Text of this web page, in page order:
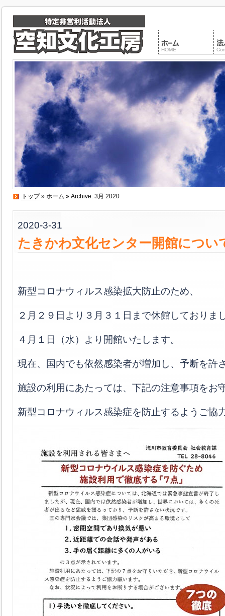
トップ» ホーム » Archive: 3月 2020
2020-3-31
たきかわ文化センター開館につい
新型コロナウィルス感染拡大防止のため、
２月２９日より３月３１日まで休館しておりま
４月１日（水）より開館いたします。
現在、国内でも依然感染者が増加し、予断を許
施設の利用にあたっては、下記の注意事項をお
新型コロナウィルス感染症を防止するようご協